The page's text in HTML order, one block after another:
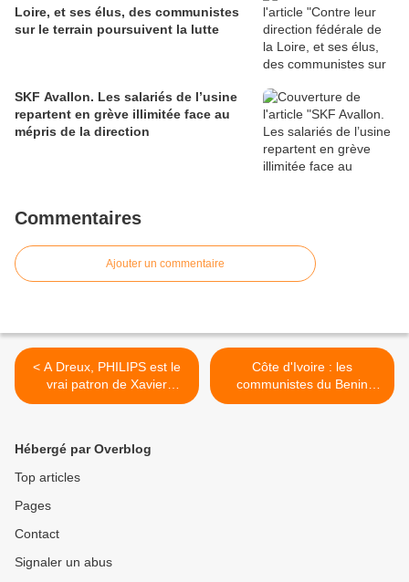
Loire, et ses élus, des communistes
sur le terrain poursuivent la lutte
SKF Avallon. Les salariés de l’usine
repartent en grève illimitée face au
mépris de la direction
Commentaires
Ajouter un commentaire
< A Dreux, PHILIPS est le
vrai patron de Xavier
BERTRAND
Côte d'Ivoire : les
communistes du Benin
prennent position >
Hébergé par Overblog
Top articles
Pages
Contact
Signaler un abus